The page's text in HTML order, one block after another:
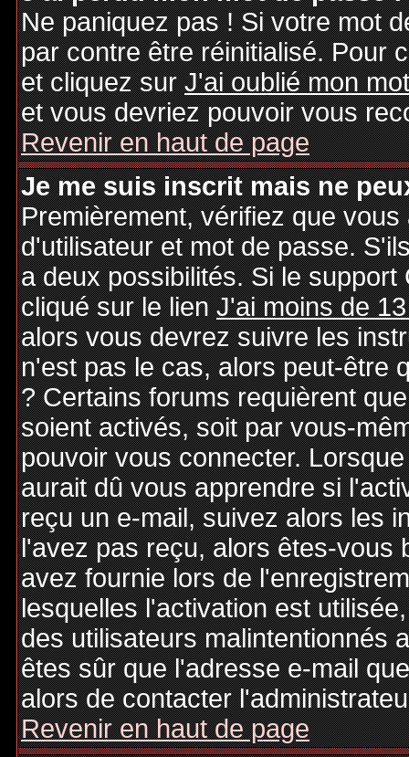
Ne paniquez pas ! Si votre mot
par contre être réinitialisé. Pour
et cliquez surJ'ai oublié mon
et vous devriez pouvoir vous
Revenir en haut de page
Je me suis inscrit mais ne
Premièrement, vérifiez que
d'utilisateur et mot de passe.
a deux possibilités. Si le
cliqué sur le lienJ'ai moins de
alors vous devrez suivre les
n'est pas le cas, alors peut-être
? Certains forums requièrent
soient activés, soit par vous-
pouvoir vous connecter.
aurait dû vous apprendre si
reçu un e-mail, suivez alors les
l'avez pas reçu, alors êtes-vous
avez fournie lors de
lesquelles l'activation est
des utilisateurs malintentionnés
êtes sûr que l'adresse e-mail
alors de contacter
Revenir en haut de page